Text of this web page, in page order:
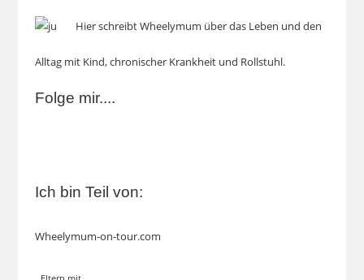
Hier schreibt Wheelymum über das Leben und den
Alltag mit Kind, chronischer Krankheit und Rollstuhl.
Folge mir....
Ich bin Teil von:
Wheelymum-on-tour.com